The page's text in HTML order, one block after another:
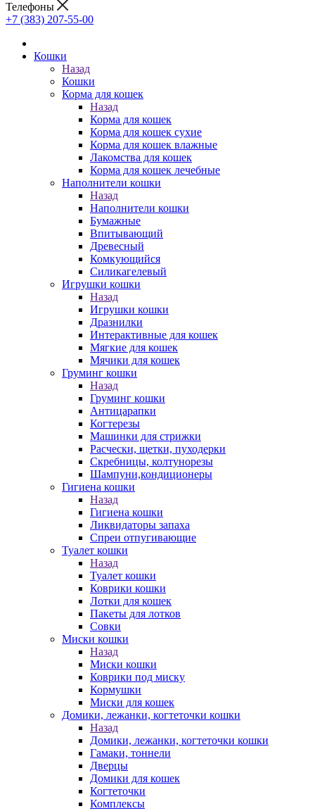
Телефоны
+7 (383) 207-55-00
Кошки
Назад
Кошки
Корма для кошек
Назад
Корма для кошек
Корма для кошек сухие
Корма для кошек влажные
Лакомства для кошек
Корма для кошек лечебные
Наполнители кошки
Назад
Наполнители кошки
Бумажные
Впитывающий
Древесный
Комкующийся
Силикагелевый
Игрушки кошки
Назад
Игрушки кошки
Дразнилки
Интерактивные для кошек
Мягкие для кошек
Мячики для кошек
Груминг кошки
Назад
Груминг кошки
Антицарапки
Когтерезы
Машинки для стрижки
Расчески, щетки, пуходерки
Скребницы, колтунорезы
Шампуни,кондиционеры
Гигиена кошки
Назад
Гигиена кошки
Ликвидаторы запаха
Спреи отпугивающие
Туалет кошки
Назад
Туалет кошки
Коврики кошки
Лотки для кошек
Пакеты для лотков
Совки
Миски кошки
Назад
Миски кошки
Коврики под миску
Кормушки
Миски для кошек
Домики, лежанки, когтеточки кошки
Назад
Домики, лежанки, когтеточки кошки
Гамаки, тоннели
Дверцы
Домики для кошек
Когтеточки
Комплексы